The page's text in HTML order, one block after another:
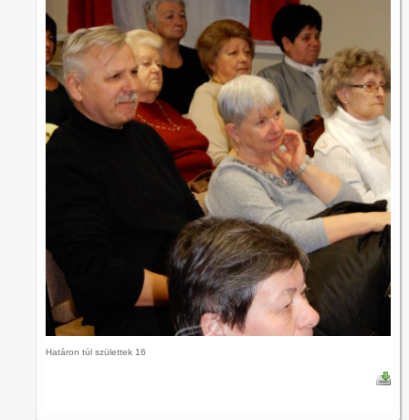
Határon túl születtek 16